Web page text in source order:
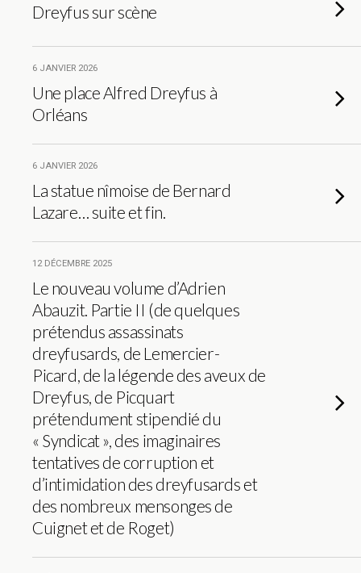
Dreyfus sur scène
6 JANVIER 2026
Une place Alfred Dreyfus à
Orléans
6 JANVIER 2026
La statue nîmoise de Bernard
Lazare… suite et fin.
12 DÉCEMBRE 2025
Le nouveau volume d’Adrien
Abauzit. Partie II (de quelques
prétendus assassinats
dreyfusards, de Lemercier-
Picard, de la légende des aveux de
Dreyfus, de Picquart
prétendument stipendié du
« Syndicat », des imaginaires
tentatives de corruption et
d’intimidation des dreyfusards et
des nombreux mensonges de
Cuignet et de Roget)